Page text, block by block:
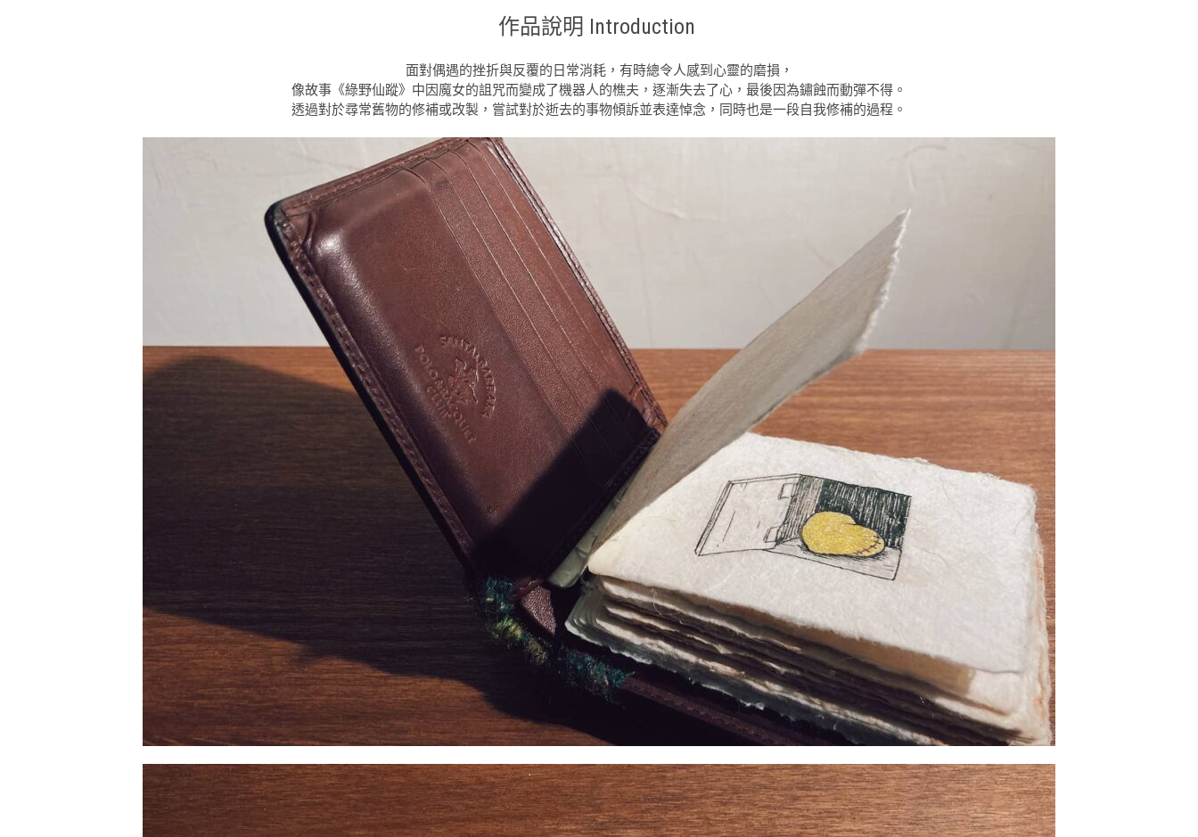
作品說明 Introduction
面對偶遇的挫折與反覆的日常消耗，有時總令人感到心靈的磨損，
像故事《綠野仙蹤》中因魔女的詛咒而變成了機器人的樵夫，逐漸失去了心，最後因為鏽蝕而動彈不得。
透過對於尋常舊物的修補或改製，嘗試對於逝去的事物傾訴並表達悼念，同時也是一段自我修補的過程。